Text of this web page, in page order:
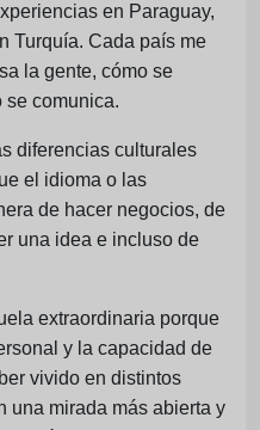
en Paraguay,
Turquía. Cada país me
la gente, cómo se
se comunica.
diferencias culturales
el idioma o las
de hacer negocios, de
una idea e incluso de
extraordinaria porque
y la capacidad de
vivido en distintos
una mirada más abierta y